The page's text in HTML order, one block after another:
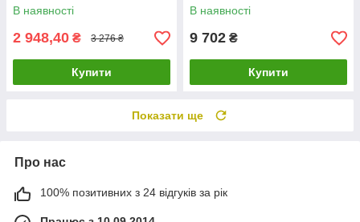
В наявності
2 948,40 ₴ 3 276 ₴
Купити
В наявності
9 702 ₴
Купити
Показати ще
Про нас
100% позитивних з 24 відгуків за рік